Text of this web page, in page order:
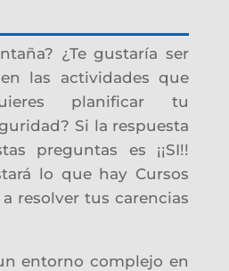
¿Te gustaría ser
las actividades que
planificar tu
Si la respuesta
preguntas es ¡¡SI!!
lo que hay Cursos
resolver tus carencias
entorno complejo en